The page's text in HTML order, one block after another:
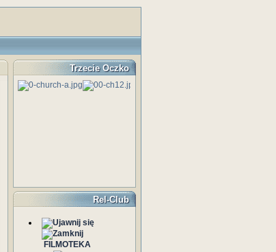
Trzecie Oczko
Rel-Club
FILMOTEKA